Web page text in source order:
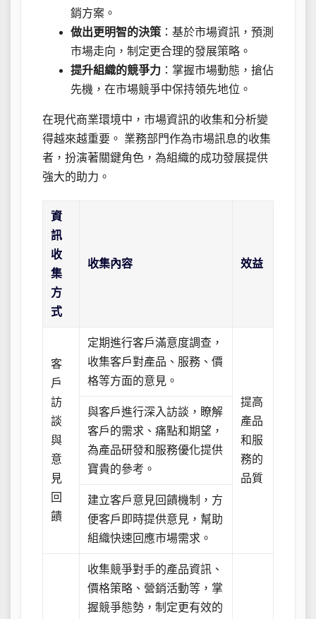
銷方案。
做出更明智的決策 ：基於市場資訊，預測
市場走向，制定更合理的發展策略。
提升組織的競爭力 ：掌握市場動態，搶佔
先機，在市場競爭中保持領先地位。
在現代商業環境中，市場資訊的收集和分析變
得越來越重要。 業務部門作為市場訊息的收集
者，扮演著關鍵角色，為組織的成功發展提供
強大的助力。
資
訊
收
集
方
式
收集內容 效益
客
戶
訪
談
與
意
見
回
饋
定期進行客戶滿意度調查，
收集客戶對產品、服務、價
格等方面的意見。
提高
產品
和服
務的
品質
與客戶進行深入訪談，瞭解
客戶的需求、痛點和期望，
為產品研發和服務優化提供
寶貴的參考。
建立客戶意見回饋機制，方
便客戶即時提供意見，幫助
組織快速回應市場需求。
收集競爭對手的產品資訊、
價格策略、營銷活動等，掌
握競爭態勢，制定更有效的